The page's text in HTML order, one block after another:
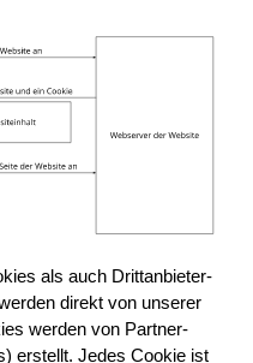
als auch Drittanbieter-
direkt von unserer
werden von Partner-
erstellt. Jedes Cookie ist